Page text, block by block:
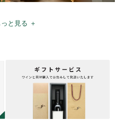
と見る ＋